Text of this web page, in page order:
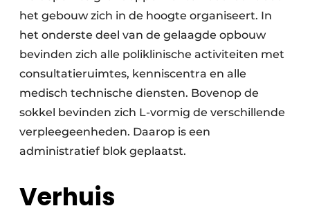
het gebouw zich in de hoogte organiseert. In
het onderste deel van de gelaagde opbouw
bevinden zich alle poliklinische activiteiten met
consultatieruimtes, kenniscentra en alle
medisch technische diensten. Bovenop de
sokkel bevinden zich L-vormig de verschillende
verpleegeenheden. Daarop is een
administratief blok geplaatst.
Verhuis